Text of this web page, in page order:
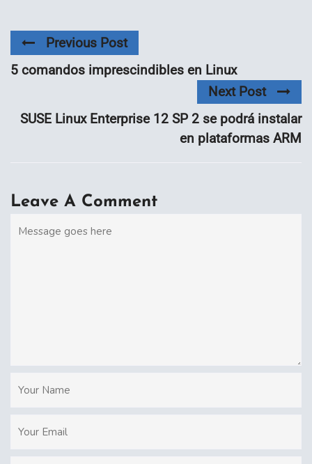
Previous Post
5 comandos imprescindibles en Linux
Next Post
SUSE Linux Enterprise 12 SP 2 se podrá instalar
en plataformas ARM
Leave A Comment